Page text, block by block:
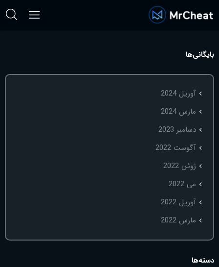
بایگانی‌ها
آوریل 2024
مارس 2024
دسامبر 2023
آگوست 2022
ژوئن 2022
می 2022
آوریل 2022
مارس 2022
دسته‌ها